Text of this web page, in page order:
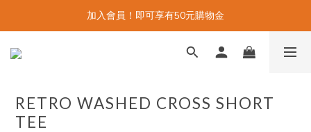
加入會員！即可享有50元購物金
RETRO WASHED CROSS SHORT
TEE